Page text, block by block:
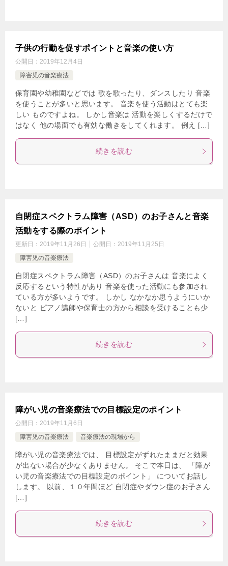
子供の行動を促すポイントと音楽の使い方
公開日： 2019年12月4日
障害児の音楽療法
保育園や幼稚園などでは 歌を歌ったり、ダンスしたり 音楽
を使うことが多いと思います。 音楽を使う活動はとても楽
しい ものですよね。 しかし音楽は 活動を楽しくするだけで
はなく 他の場面でも有効な働きをしてくれます。 例え […]
続きを読む
自閉症スペクトラム障害（ASD）のお子さんと音楽
活動をする際のポイント
更新日： 2019年11月26日 公開日： 2019年11月25日
障害児の音楽療法
自閉症スペクトラム障害（ASD）のお子さんは 音楽によく
反応するという特性があり 音楽を使った活動にも参加され
ている方が多いようです。 しかし なかなか思うようにいか
ないと ピアノ講師や保育士の方から相談を受けることも少
[…]
続きを読む
障がい児の音楽療法での目標設定のポイント
公開日： 2019年11月6日
障害児の音楽療法
音楽療法の現場から
障がい児の音楽療法では、 目標設定がずれたままだと効果
が出ない場合が少なくありません。 そこで本日は、 「障が
い児の音楽療法での目標設定のポイント」 についてお話し
します。 以前、１０年間ほど 自閉症やダウン症のお子さん
[…]
続きを読む